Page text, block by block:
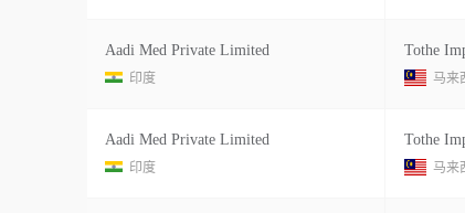
Aadi Med Private Limited
印度 马来
Aadi Med Private Limited
印度 马来